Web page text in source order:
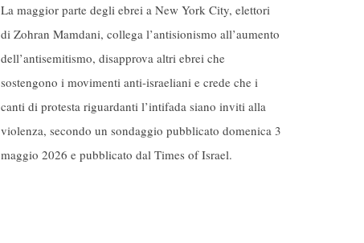
La maggior parte degli ebrei a New York City, elettori
di Zohran Mamdani, collega l’antisionismo all’aumento
dell’antisemitismo, disapprova altri ebrei che
sostengono i movimenti anti-israeliani e crede che i
canti di protesta riguardanti l’intifada siano inviti alla
violenza, secondo un sondaggio pubblicato domenica 3
maggio 2026 e pubblicato dal Times of Israel.